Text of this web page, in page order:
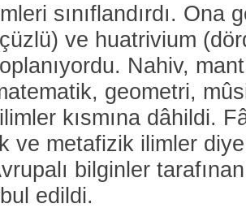
sınıflandırdı. Ona
ve huatrivium
Nahiv,
geometri,
kısmına dâhildi.
ve metafizik ilimler
bilginler
edildi.